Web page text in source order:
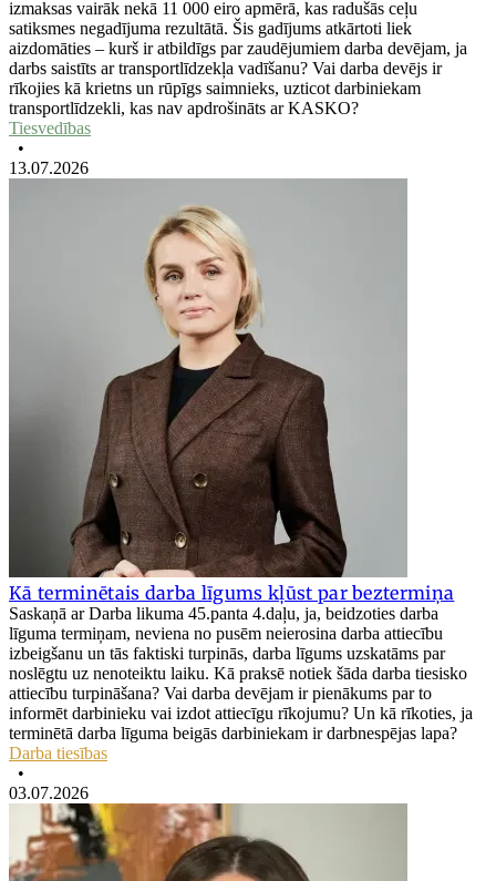
izmaksas vairāk nekā 11 000 eiro apmērā, kas radušās ceļu
satiksmes negadījuma rezultātā. Šis gadījums atkārtoti liek
aizdomāties – kurš ir atbildīgs par zaudējumiem darba devējam, ja
darbs saistīts ar transportlīdzekļa vadīšanu? Vai darba devējs ir
rīkojies kā krietns un rūpīgs saimnieks, uzticot darbiniekam
transportlīdzekli, kas nav apdrošināts ar KASKO?
Tiesvedības
•
13.07.2026
Kā terminētais darba līgums kļūst par beztermiņa
Saskaņā ar Darba likuma 45.panta 4.daļu, ja, beidzoties darba
līguma termiņam, neviena no pusēm neierosina darba attiecību
izbeigšanu un tās faktiski turpinās, darba līgums uzskatāms par
noslēgtu uz nenoteiktu laiku. Kā praksē notiek šāda darba tiesisko
attiecību turpināšana? Vai darba devējam ir pienākums par to
informēt darbinieku vai izdot attiecīgu rīkojumu? Un kā rīkoties, ja
terminētā darba līguma beigās darbiniekam ir darbnespējas lapa?
Darba tiesības
•
03.07.2026